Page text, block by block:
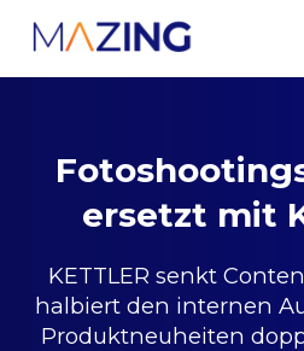
Skip
ersetzt mit
KETTLER senkt
halbiert den internen
Produktneuheiten